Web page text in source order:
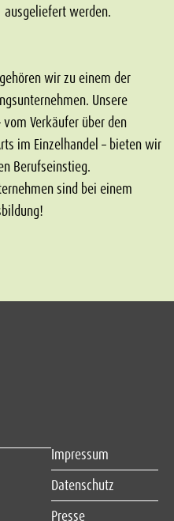
ausgeliefert werden.
wir zu einem der
Unsere
Verkäufer über den
im Einzelhandel – bieten wir
Berufseinstieg.
sind bei einem
Presse
Impressum
Datenschutz